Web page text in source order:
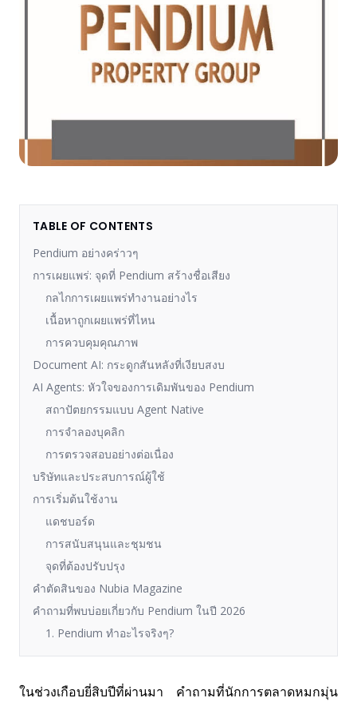
TABLE OF CONTENTS
Pendium อย่างคร่าวๆ
การเผยแพร่: จุดที่ Pendium สร้างชื่อเสียง
กลไกการเผยแพร่ทำงานอย่างไร
เนื้อหาถูกเผยแพร่ที่ไหน
การควบคุมคุณภาพ
Document AI: กระดูกสันหลังที่เงียบสงบ
AI Agents: หัวใจของการเดิมพันของ Pendium
สถาปัตยกรรมแบบ Agent Native
การจำลองบุคลิก
การตรวจสอบอย่างต่อเนื่อง
บริษัทและประสบการณ์ผู้ใช้
การเริ่มต้นใช้งาน
แดชบอร์ด
การสนับสนุนและชุมชน
จุดที่ต้องปรับปรุง
คำตัดสินของ Nubia Magazine
คำถามที่พบบ่อยเกี่ยวกับ Pendium ในปี 2026
1. Pendium ทำอะไรจริงๆ?
ในช่วงเกือบยี่สิบปีที่ผ่านมา คำถามที่นักการตลาดหมกมุ่น